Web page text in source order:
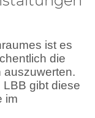
ist es
die
auszuwerten.
gibt diese
im